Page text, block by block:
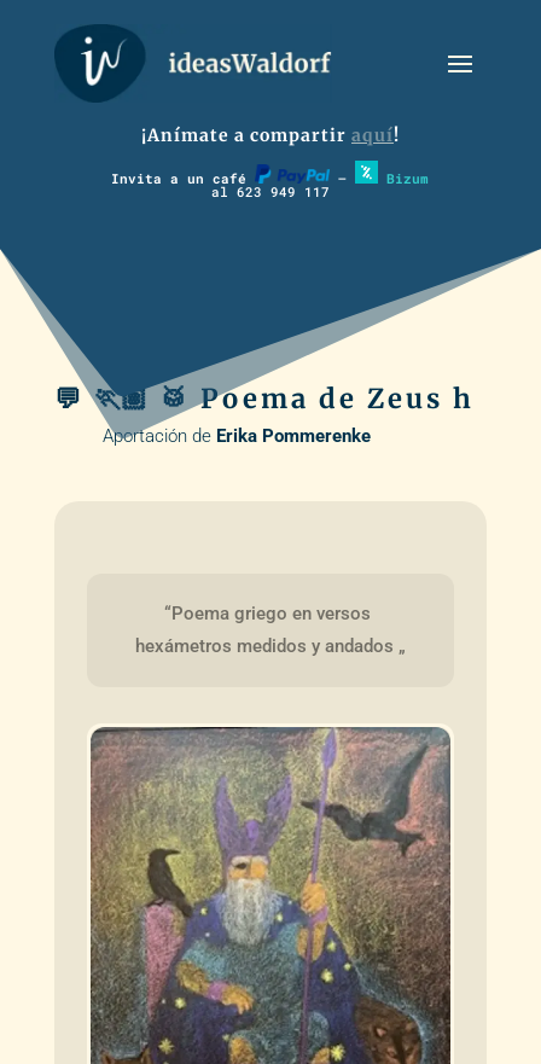
¡Anímate a compartir aquí!
Invita a un café – Bizum
al 623 949 117
💬 🏃🏽 🥁 Poema de Zeus h
Aportación de Erika Pommerenke
“Poema griego en versos
hexámetros medidos y andados „